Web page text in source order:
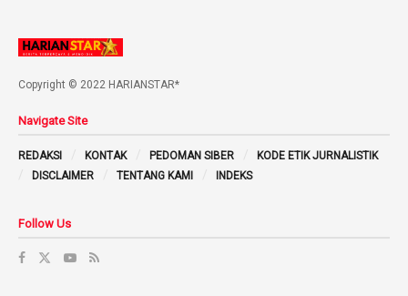
Copyright © 2022 HARIANSTAR*
Navigate Site
REDAKSI KONTAK PEDOMAN SIBER
KODE ETIK JURNALISTIK
DISCLAIMER
TENTANG KAMI INDEKS
Follow Us